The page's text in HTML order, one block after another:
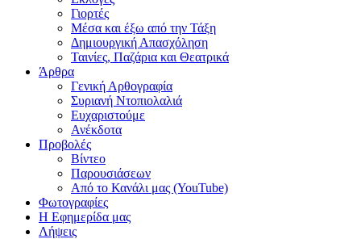
Γιορτές
Μέσα και έξω από την Τάξη
Δημιουργική Απασχόληση
Ταινίες, Παζάρια και Θεατρικά
Άρθρα
Γενική Αρθογραφία
Συριανή Ντοπιολαλιά
Ευχαριστούμε
Ανέκδοτα
Προβολές
Βίντεο
Παρουσιάσεων
Από το Κανάλι μας (YouTube)
Φωτογραφίες
Η Εφημερίδα μας
Λήψεις